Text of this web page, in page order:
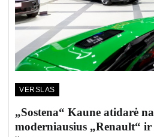
VERSLAS
„Sostena“ Kaune atidarė
moderniausius „Renault“